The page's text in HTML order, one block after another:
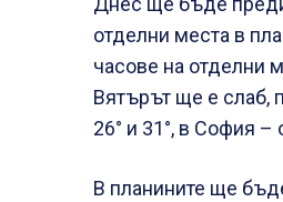
отделни места в
часове на отделни
Вятърът ще е слаб,
26° и 31°, в София
В планините ще